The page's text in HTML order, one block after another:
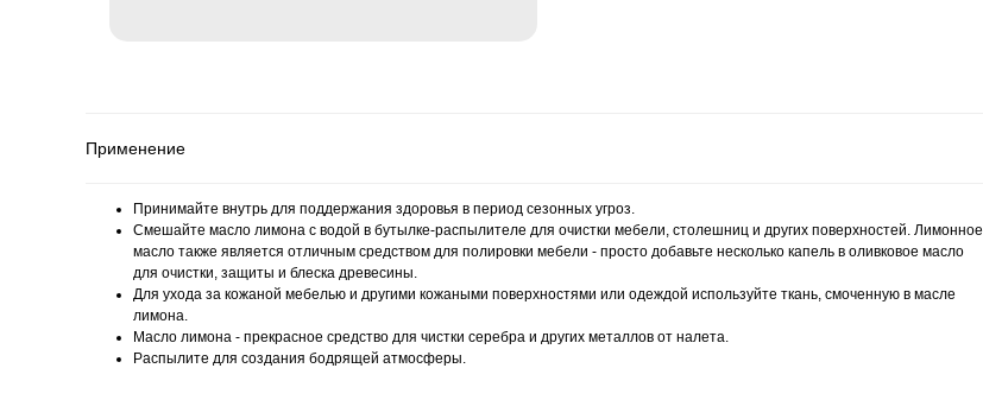
Применение
Принимайте внутрь для поддержания здоровья в период сезонных угроз.
Смешайте масло лимона с водой в бутылке-распылителе для очистки мебели, столешниц и других поверхностей. Лимонное
масло также является отличным средством для полировки мебели - просто добавьте несколько капель в оливковое масло
для очистки, защиты и блеска древесины.
Для ухода за кожаной мебелью и другими кожаными поверхностями или одеждой используйте ткань, смоченную в масле
лимона.
Масло лимона - прекрасное средство для чистки серебра и других металлов от налета.
Распылите для создания бодрящей атмосферы.